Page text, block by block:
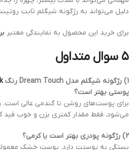
دلیل می‌تواند به رژگونه شیگلم ثابت
برای خرید این محصول به نمایندگی معتبر
۵ سوال متداول
1) رژگونه شیگلم مدل Dream Touch رنگ
پوستی بهتر است؟
برای پوست‌های روشن تا گندمی عالی
می‌شود، فقط مقدار کمتری بزن و خوب فید
2) رژگونه پودری بهتر است یا کرمی؟
بستگی به پوستت دارد. پوست خشک